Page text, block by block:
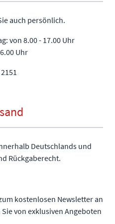
auch persönlich.
von 8.00 - 17.00 Uhr
Uhr
Deutschlands und
Rückgaberecht.
kostenlosen Newsletter an
von exklusiven Angeboten